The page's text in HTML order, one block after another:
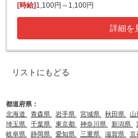
[時給]1,100円～1,100円
詳細を
リストにもどる
都道府県：
北海道
青森県 岩手県 宮城県 秋田県 山
埼玉県
千葉県 東京都 神奈川県 新潟県
岐阜県
静岡県 愛知県 三重県 滋賀県 京